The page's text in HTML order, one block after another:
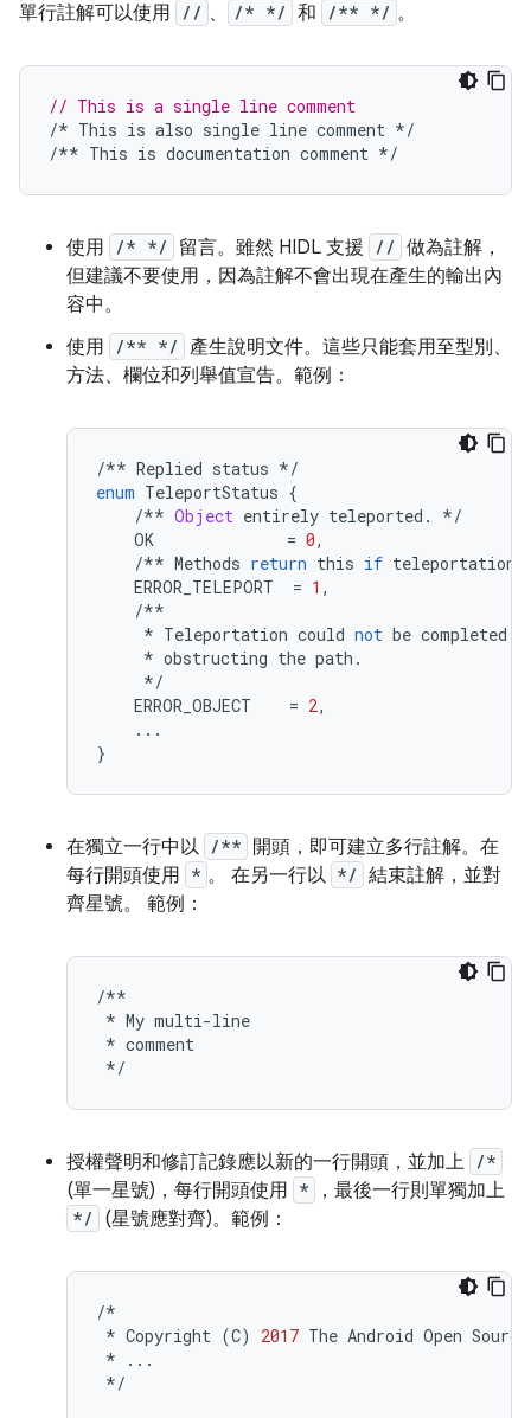
單行註解可以使用 // 、 /* */ 和 /** */ 。
// This is a single line comment
/* This is also single line comment */
/** This is documentation comment */
使用 /* */ 留言。雖然 HIDL 支援 // 做為註解，
但建議不要使用，因為註解不會出現在產生的輸出內
容中。
使用
/** */ 產生說明文件。這些只能套用至型別、
方法、欄位和列舉值宣告。範例：
/** Replied status */
enum TeleportStatus {
/** Object entirely teleported .
*/
OK
= 0,
/** Methods return this if teleportation
ERROR_TELEPORT
= 1 ,
/**
* Teleportation could not be completed
* obstructing the path .
*/
ERROR_OBJECT
= 2,
...
}
在獨立一行中以 /**
開頭，即可建立多行註解。在
每行開頭使用 * 。 在另一行以 */ 結束註解，並對
齊星號。 範例：
/**
* My multi-line
* comment
*/
授權聲明和修訂記錄應以新的一行開頭，並加上 /*
(單一星號)，每行開頭使用 * ，最後一行則單獨加上
*/ (星號應對齊)。範例：
/*
* Copyright (C) 2017 The Android Open Source
*
...
*/